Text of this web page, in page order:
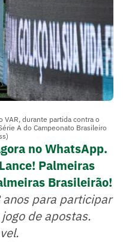
VAR, durante partida contra o
A do Campeonato Brasileiro
no WhatsApp.
Palmeiras
Brasileirão!
para participar
de apostas.